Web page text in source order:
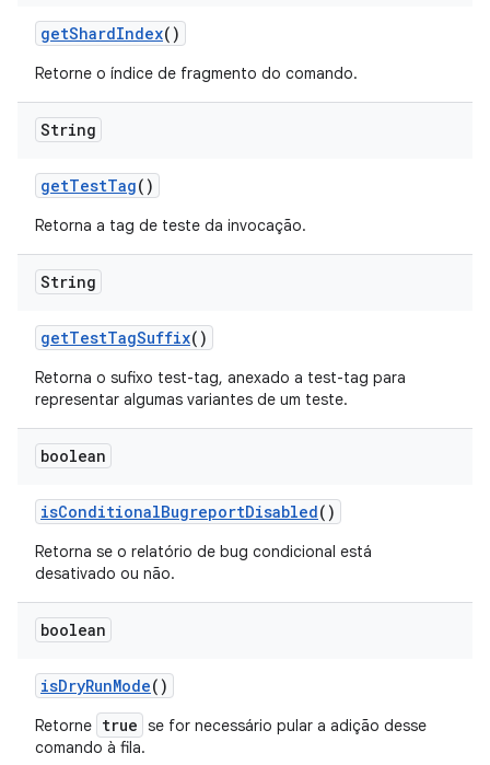
getShardIndex()
Retorne o índice de fragmento do comando.
String
getTestTag()
Retorna a tag de teste da invocação.
String
getTestTagSuffix()
Retorna o sufixo test-tag, anexado a test-tag para
representar algumas variantes de um teste.
boolean
isConditionalBugreportDisabled()
Retorna se o relatório de bug condicional está
desativado ou não.
boolean
isDryRunMode()
Retorne true se for necessário pular a adição desse
comando à fila.